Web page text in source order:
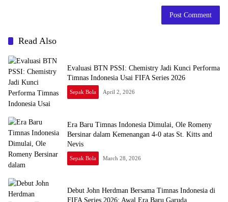
Read Also
Evaluasi BTN PSSI: Chemistry Jadi Kunci Performa
Timnas Indonesia Usai FIFA Series 2026
Sepak Bola April 2, 2026
Era Baru Timnas Indonesia Dimulai, Ole Romeny
Bersinar dalam Kemenangan 4-0 atas St. Kitts and
Nevis
Sepak Bola March 28, 2026
Debut John Herdman Bersama Timnas Indonesia di
FIFA Series 2026: Awal Era Baru Garuda